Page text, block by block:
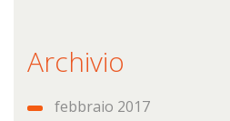
Archivio
febbraio 2017